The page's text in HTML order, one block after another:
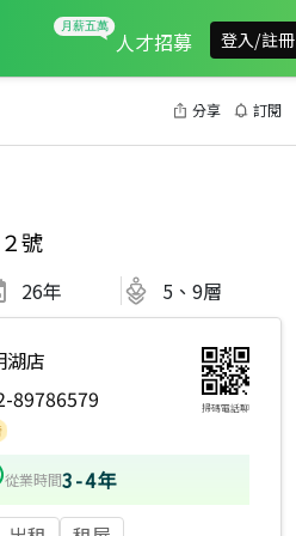
人才招募 登入/註冊
分享 訂閱
號
26年 5、9層
湖店
89786579
掃碼電話聊
從業時間3-4年